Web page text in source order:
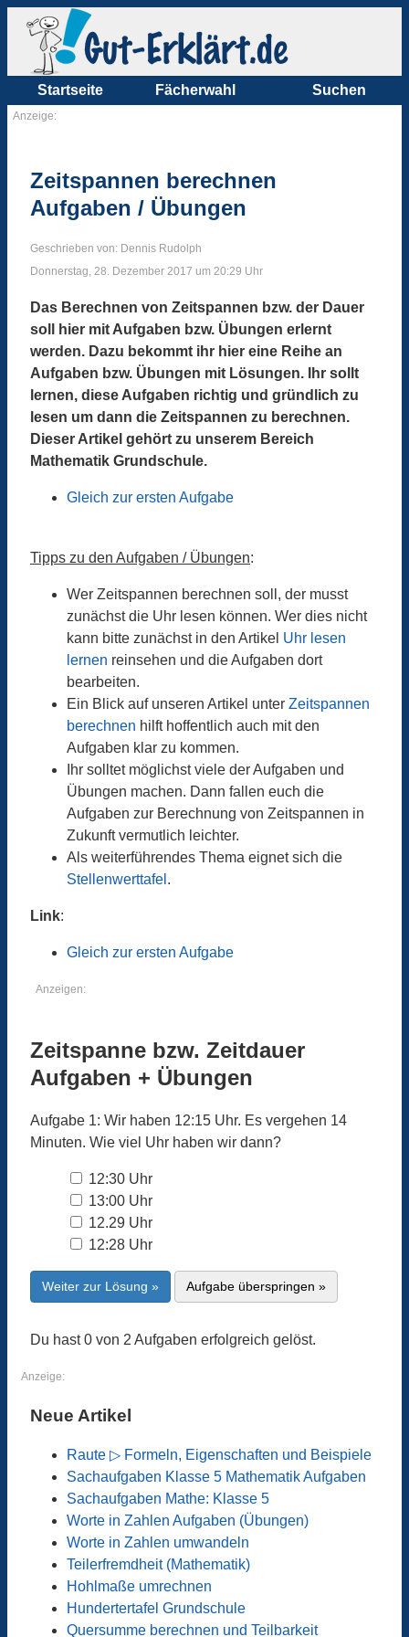
Startseite Fächerwahl Suchen
Anzeige:
Zeitspannen berechnen
Aufgaben / Übungen
Geschrieben von: Dennis Rudolph
Donnerstag, 28. Dezember 2017 um 20:29 Uhr
Das Berechnen von Zeitspannen bzw. der Dauer
soll hier mit Aufgaben bzw. Übungen erlernt
werden. Dazu bekommt ihr hier eine Reihe an
Aufgaben bzw. Übungen mit Lösungen. Ihr sollt
lernen, diese Aufgaben richtig und gründlich zu
lesen um dann die Zeitspannen zu berechnen.
Dieser Artikel gehört zu unserem Bereich
Mathematik Grundschule.
Gleich zur ersten Aufgabe
Tipps zu den Aufgaben / Übungen:
Wer Zeitspannen berechnen soll, der musst
zunächst die Uhr lesen können. Wer dies nicht
kann bitte zunächst in den Artikel Uhr lesen
lernen reinsehen und die Aufgaben dort
bearbeiten.
Ein Blick auf unseren Artikel unter Zeitspannen
berechnen hilft hoffentlich auch mit den
Aufgaben klar zu kommen.
Ihr solltet möglichst viele der Aufgaben und
Übungen machen. Dann fallen euch die
Aufgaben zur Berechnung von Zeitspannen in
Zukunft vermutlich leichter.
Als weiterführendes Thema eignet sich die
Stellenwerttafel .
Link:
Gleich zur ersten Aufgabe
Anzeigen:
Zeitspanne bzw. Zeitdauer
Aufgaben + Übungen
Aufgabe 1: Wir haben 12:15 Uhr. Es vergehen 14
Minuten. Wie viel Uhr haben wir dann?
12:30 Uhr
13:00 Uhr
12.29 Uhr
12:28 Uhr
Weiter zur Lösung » Aufgabe überspringen »
Du hast 0 von 2 Aufgaben erfolgreich gelöst.
Anzeige:
Neue Artikel
Raute ▷ Formeln, Eigenschaften und Beispiele
Sachaufgaben Klasse 5 Mathematik Aufgaben
Sachaufgaben Mathe: Klasse 5
Worte in Zahlen Aufgaben (Übungen)
Worte in Zahlen umwandeln
Teilerfremdheit (Mathematik)
Hohlmaße umrechnen
Hundertertafel Grundschule
Quersumme berechnen und Teilbarkeit